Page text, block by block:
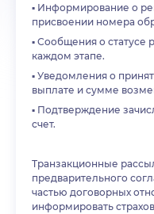
▪️ Информирование о
присвоении номера
▪️ Сообщения о статусе
каждом этапе.
▪️ Уведомления о
выплате и сумме
▪️ Подтверждение
счет.
Транзакционные
предварительного
частью договорных
информировать